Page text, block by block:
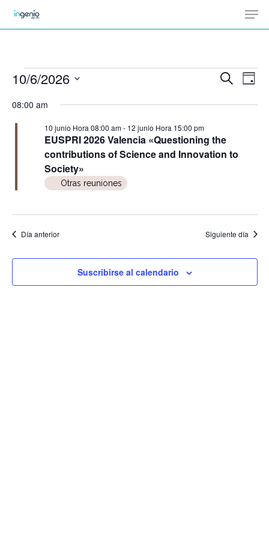
Skip
to
content
Eventos
en
junio,
2026
de
y
de
Buscar
Día
10/6/2026
08:00 am
EUSPRI 2026 Valencia «Questioning the
contributions of Science and Innovation to
Society»
10 junio Hora 08:00 am- 12 junio Hora 15:00 pm
Otras reuniones
Día anterior Siguiente día
Suscribirse al calendario
Menu